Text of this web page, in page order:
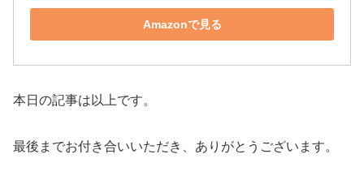
Amazonで見る
本日の記事は以上です。
最後までお付き合いいただき、ありがとうございます。